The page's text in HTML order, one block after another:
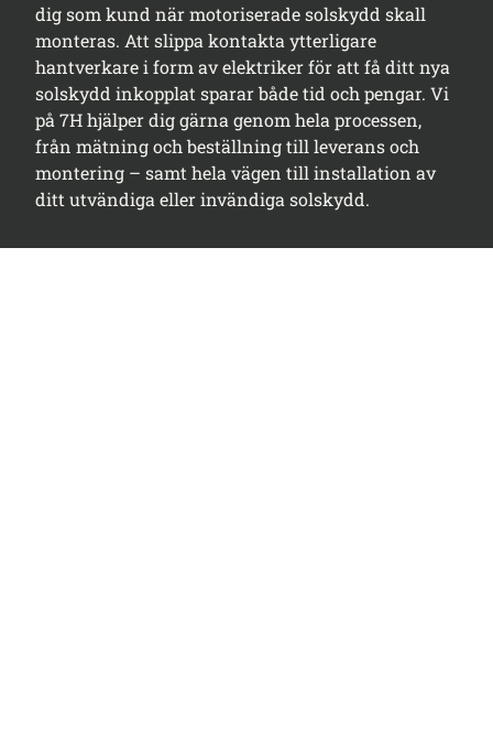
dig som kund när motoriserade solskydd skall
monteras. Att slippa kontakta ytterligare
hantverkare i form av elektriker för att få ditt nya
solskydd inkopplat sparar både tid och pengar. Vi
på 7H hjälper dig gärna genom hela processen,
från mätning och beställning till leverans och
montering – samt hela vägen till installation av
ditt utvändiga eller invändiga solskydd.